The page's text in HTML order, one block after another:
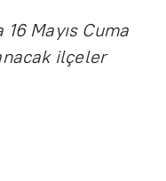
Mayıs Cuma
ilçeler